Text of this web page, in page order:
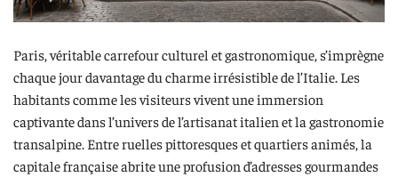
Paris, véritable carrefour culturel et gastronomique, s’imprègne
chaque jour davantage du charme irrésistible de l’Italie. Les
habitants comme les visiteurs vivent une immersion
captivante dans l’univers de l’artisanat italien et la gastronomie
transalpine. Entre ruelles pittoresques et quartiers animés, la
capitale française abrite une profusion d’adresses gourmandes